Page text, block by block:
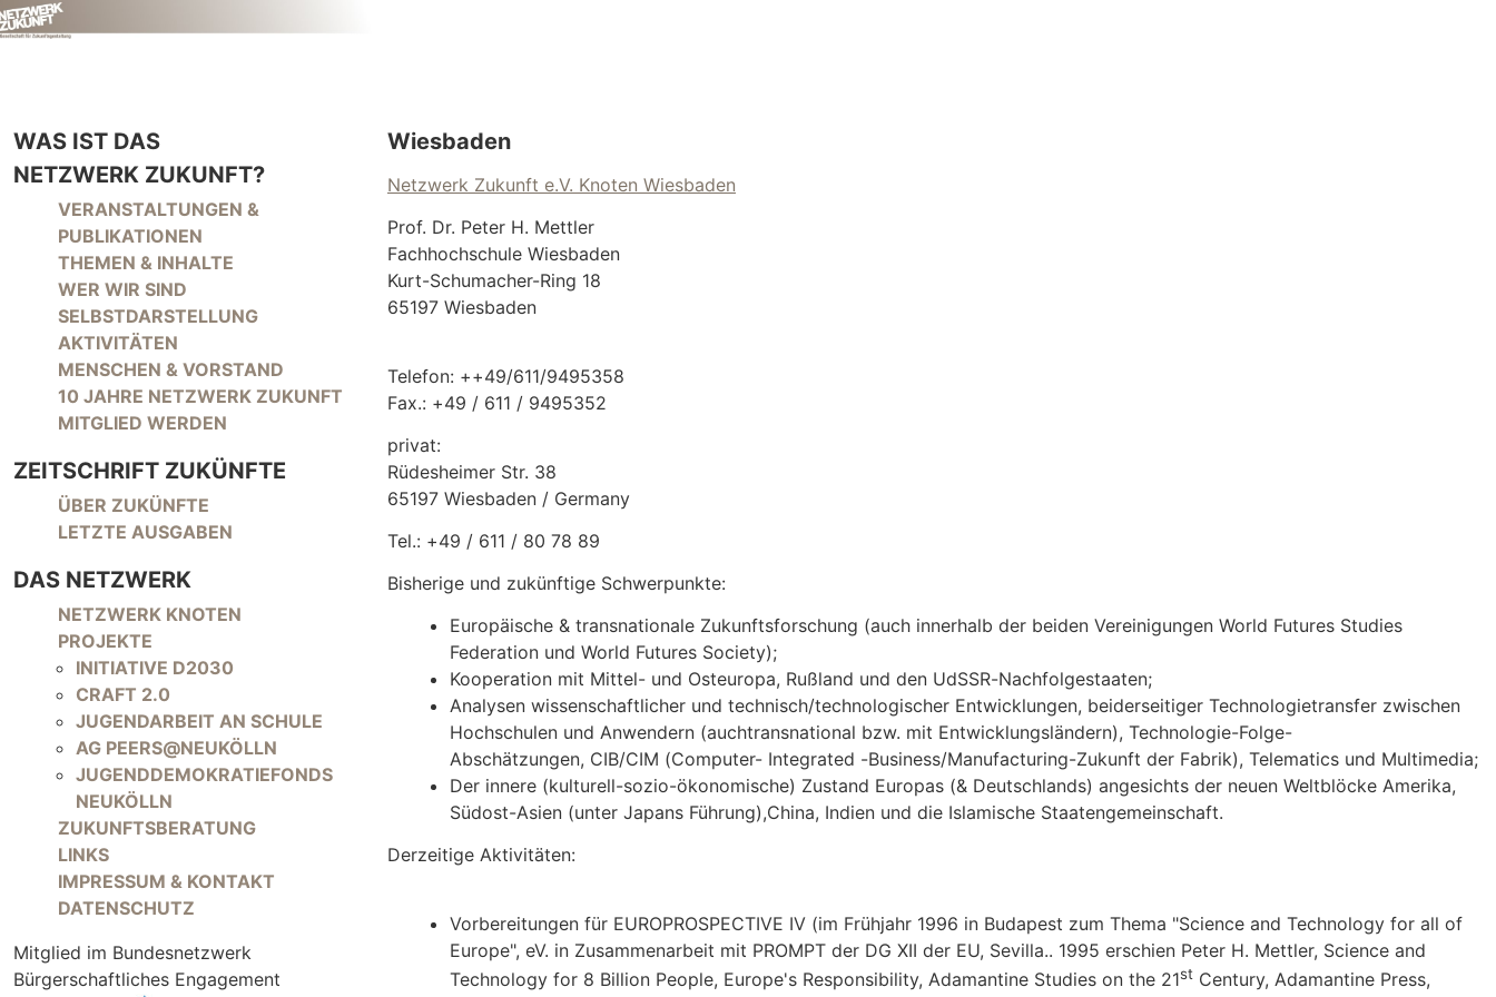
WAS IST DAS
NETZWERK ZUKUNFT?
NAVIGATION ÜBERSPRINGEN
VERANSTALTUNGEN &
PUBLIKATIONEN
THEMEN & INHALTE
WER WIR SIND
SELBSTDARSTELLUNG
AKTIVITÄTEN
MENSCHEN & VORSTAND
10 JAHRE NETZWERK ZUKUNFT
MITGLIED WERDEN
ZEITSCHRIFT ZUKÜNFTE
NAVIGATION ÜBERSPRINGEN
ÜBER ZUKÜNFTE
LETZTE AUSGABEN
DAS NETZWERK
NAVIGATION ÜBERSPRINGEN
NETZWERK KNOTEN
PROJEKTE
INITIATIVE D2030
CRAFT 2.0
JUGENDARBEIT AN SCHULE
AG PEERS@NEUKÖLLN
JUGENDDEMOKRATIEFONDS
NEUKÖLLN
ZUKUNFTSBERATUNG
LINKS
IMPRESSUM & KONTAKT
DATENSCHUTZ
Mitglied im Bundesnetzwerk
Bürgerschaftliches Engagement
Wiesbaden
Netzwerk Zukunft e.V. Knoten Wiesbaden
Prof. Dr. Peter H. Mettler
Fachhochschule Wiesbaden
Kurt-Schumacher-Ring 18
65197 Wiesbaden
Telefon: ++49/611/9495358
Fax.: +49 / 611 / 9495352
privat:
Rüdesheimer Str. 38
65197 Wiesbaden / Germany
Tel.: +49 / 611 / 80 78 89
Bisherige und zukünftige Schwerpunkte:
Europäische & transnationale Zukunftsforschung (auch innerhalb der beiden Vereinigungen World Futures Studies
Federation und World Futures Society);
Kooperation mit Mittel- und Osteuropa, Rußland und den UdSSR-Nachfolgestaaten;
Analysen wissenschaftlicher und technisch/technologischer Entwicklungen, beiderseitiger Technologietransfer zwischen
Hochschulen und Anwendern (auchtransnational bzw. mit Entwicklungsländern), Technologie-Folge-
Abschätzungen, CIB/CIM (Computer- Integrated -Business/Manufacturing-Zukunft der Fabrik), Telematics und Multimedia;
Der innere (kulturell-sozio-ökonomische) Zustand Europas (& Deutschlands) angesichts der neuen Weltblöcke Amerika,
Südost-Asien (unter Japans Führung),China, Indien und die Islamische Staatengemeinschaft.
Derzeitige Aktivitäten:
Vorbereitungen für EUROPROSPECTIVE IV (im Frühjahr 1996 in Budapest zum Thema "Science and Technology for all of
Europe", eV. in Zusammenarbeit mit PROMPT der DG XII der EU, Sevilla.. 1995 erschien Peter H. Mettler, Science and
Technology for 8 Billion People, Europe's Responsibility, Adamantine Studies on the 21st Century, Adamantine Press,